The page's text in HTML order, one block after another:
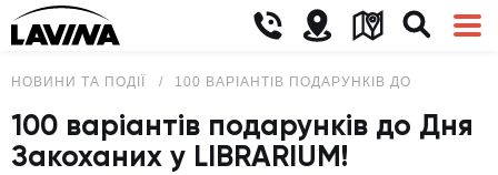
НОВИНИ ТА ПОДІЇ 100 ВАРІАНТІВ ПОДАРУНКІВ ДО ДНЯ
100 варіантів подарунків до Дня
Закоханих у LIBRARIUM!